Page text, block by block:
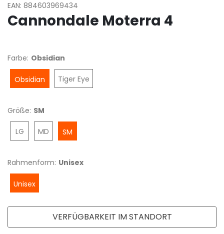
EAN: 884603969434
Cannondale Moterra 4
Farbe: Obsidian
Obsidian Tiger Eye
Größe: SM
LG MD SM
Rahmenform: Unisex
Unisex
VERFÜGBARKEIT IM STANDORT